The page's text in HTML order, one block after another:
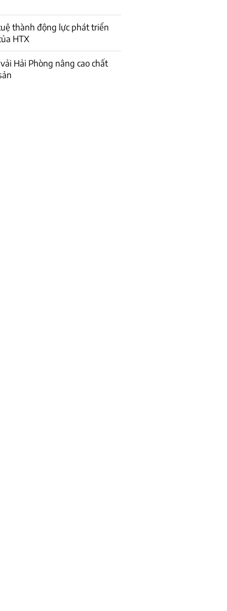
thành động lực phát triển
HTX
Hải Phòng nâng cao chất